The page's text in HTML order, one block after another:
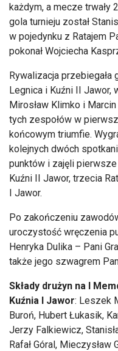
każdym, a mecze trwały
gola turnieju został
w pojedynku z Ratajem
pokonał Wojciecha
Rywalizacja
Legnica i Kuźni II Jawor,
Mirosław Klimko i
tych zespołów w
końcowym triumfie.
kolejnych dwóch
punktów i zajęli pierwsze
Kuźni II Jawor, trzecia
I Jawor.
Po zakończeniu
uroczystość wręczenia
Henryka Dulika – Pani
także jego szwagrem
Składy drużyn na I
Kuźnia I Jawor: Leszek
Buroń, Hubert Łukasik,
Jerzy Falkiewicz,
Rafał Góral, Mieczysław